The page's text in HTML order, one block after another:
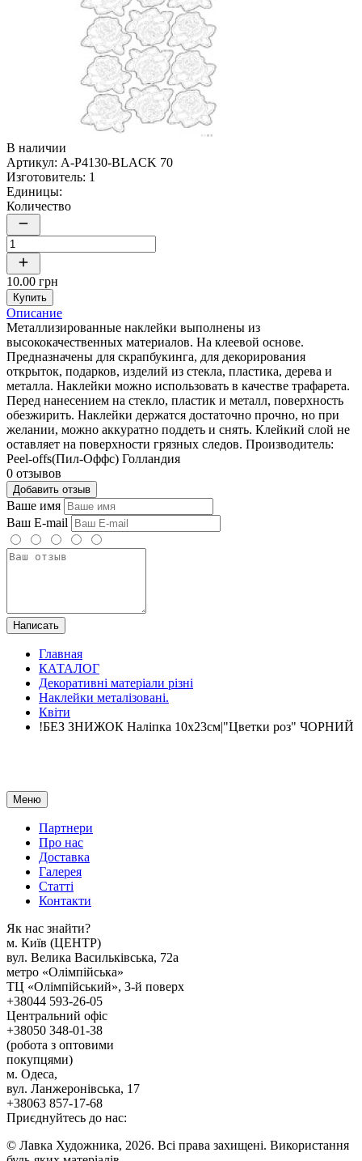
В наличии
Артикул: A-P4130-BLACK 70
Изготовитель: 1
Единицы:
Количество
10.00 грн
Купить
Описание
Металлизированные наклейки выполнены из
высококачественных материалов. На клеевой основе.
Предназначены для скрапбукинга, для декорирования
открыток, подарков, изделий из стекла, пластика, дерева и
металла. Наклейки можно использовать в качестве трафарета.
Перед нанесением на стекло, пластик и металл, поверхность
обезжирить. Наклейки держатся достаточно прочно, но при
желании, можно аккуратно поддеть и снять. Клейкий слой не
оставляет на поверхности грязных следов. Производитель:
Peel-offs(Пил-Оффс) Голландия
0 отзывов
Добавить отзыв
Ваше имя
Ваш E-mail
Написать
Главная
КАТАЛОГ
Декоративні матеріали різні
Наклейки металізовані.
Квіти
!БЕЗ ЗНИЖОК Наліпка 10х23см|"Цветки роз" ЧОРНИЙ
Меню
Партнери
Про нас
Доставка
Галерея
Статтi
Контакти
Як наc знайти?
м. Киïв (ЦЕНТР)
вул. Велика Васильківська, 72а
метро «Олімпійська»
ТЦ «Олімпійський», 3-й поверх
+38044 593-26-05
Центральний офіс
+38050 348-01-38
(робота з оптовими
покупцями)
м. Одеса,
вул. Ланжеронівська, 17
+38063 857-17-68
Приєднуйтесь до нас:
© Лавка Художника, 2026. Всі права захищені. Використання